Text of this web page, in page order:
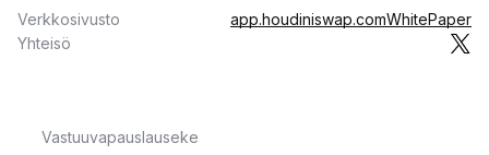
Verkkosivusto app.houdiniswap.comWhitePaper
Yhteisö
Vastuuvapauslauseke